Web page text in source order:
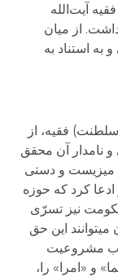
آيت‌الله
از ميان
استناد به
فقیه، از
نامدار آن محقق
و دستی
کرد که حوزه
نیز تسرّی
می­توانند این حق
مشروعیت
و «امرا» را،